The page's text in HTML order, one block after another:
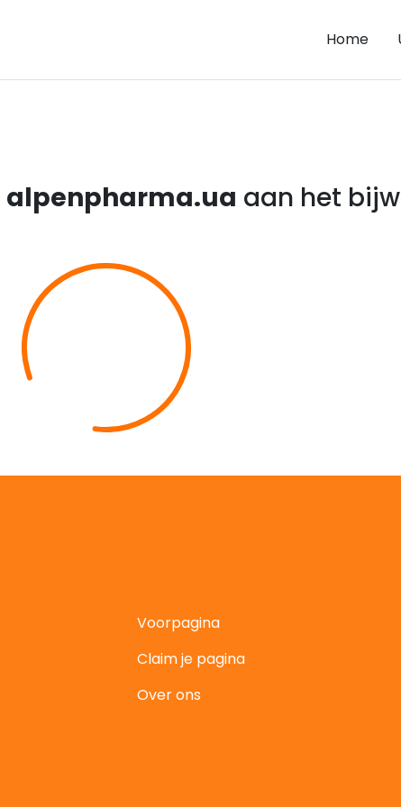
Home
alpenpharma.ua aan het
Voorpagina
Claim je pagina
Over ons